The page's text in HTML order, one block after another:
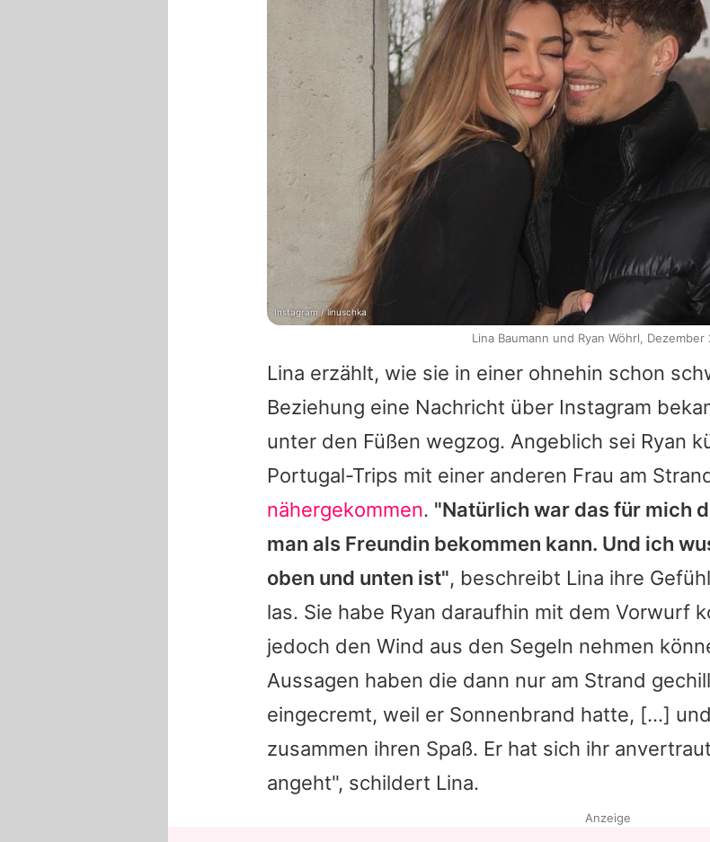
Lina erzählt, wie sie in einer ohnehin schon
Beziehung eine Nachricht über Instagram
unter den Füßen wegzog. Angeblich sei Ryan
Portugal-Trips mit einer anderen Frau am
nähergekommen. "Natürlich war das für mich
man als Freundin bekommen kann. Und ich
oben und unten ist", beschreibt Lina ihre
las. Sie habe Ryan daraufhin mit dem Vorwurf
jedoch den Wind aus den Segeln nehmen
Aussagen haben die dann nur am Strand
eingecremt, weil er Sonnenbrand hatte, [...]
zusammen ihren Spaß. Er hat sich ihr
angeht", schildert Lina.
Instagram / linuschka
Lina Baumann und Ryan Wöhrl, Dezember
Anzeige